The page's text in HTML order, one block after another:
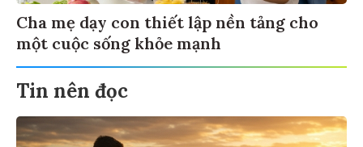
Cha mẹ dạy con thiết lập nền tảng cho
một cuộc sống khỏe mạnh
Tin nên đọc